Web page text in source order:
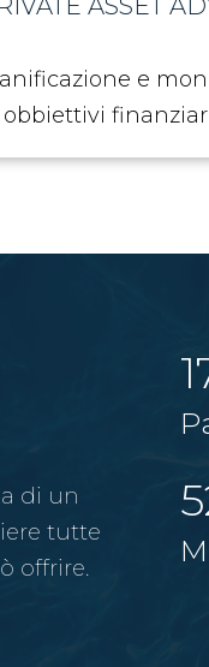
ASSET
e
di un
tutte
offrire.